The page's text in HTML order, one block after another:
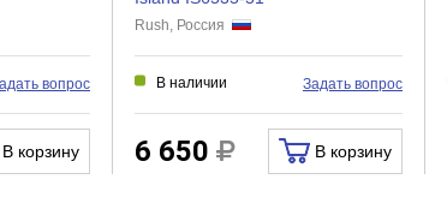
Нет
вопрос
В корзину
Rush, Россия
В наличии Задать вопрос
6 650 В корзину